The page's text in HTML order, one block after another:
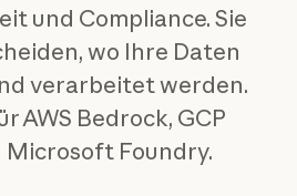
und Compliance. Sie
wo Ihre Daten
verarbeitet werden.
AWS Bedrock, GCP
Microsoft Foundry.